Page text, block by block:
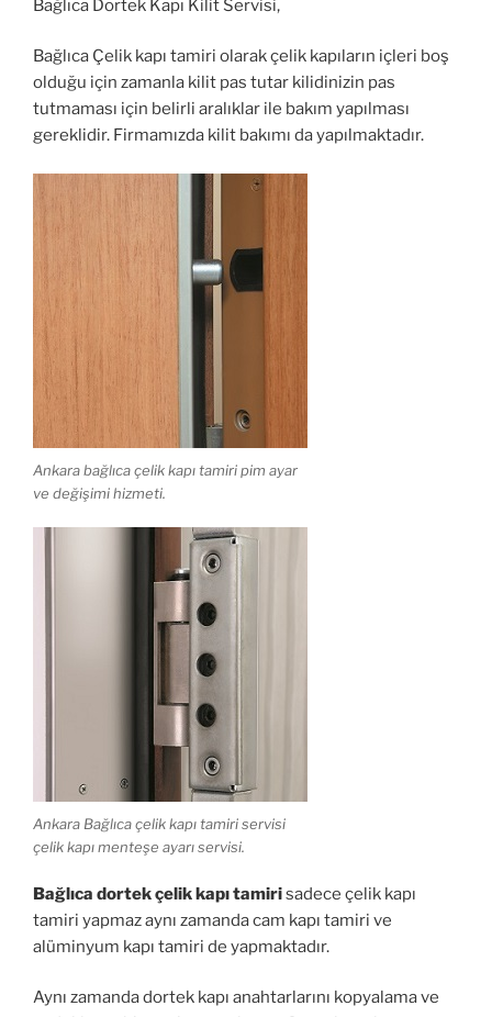
Bağlıca Dortek Kapı Kilit Servisi,
Bağlıca Çelik kapı tamiri olarak çelik kapıların içleri boş
olduğu için zamanla kilit pas tutar kilidinizin pas
tutmaması için belirli aralıklar ile bakım yapılması
gereklidir. Firmamızda kilit bakımı da yapılmaktadır.
Ankara bağlıca çelik kapı tamiri pim ayar
ve değişimi hizmeti.
Ankara Bağlıca çelik kapı tamiri servisi
çelik kapı menteşe ayarı servisi.
Bağlıca dortek çelik kapı tamirisadece çelik kapı
tamiri yapmaz aynı zamanda cam kapı tamiri ve
alüminyum kapı tamiri de yapmaktadır.
Aynı zamanda dortek kapı anahtarlarını kopyalama ve